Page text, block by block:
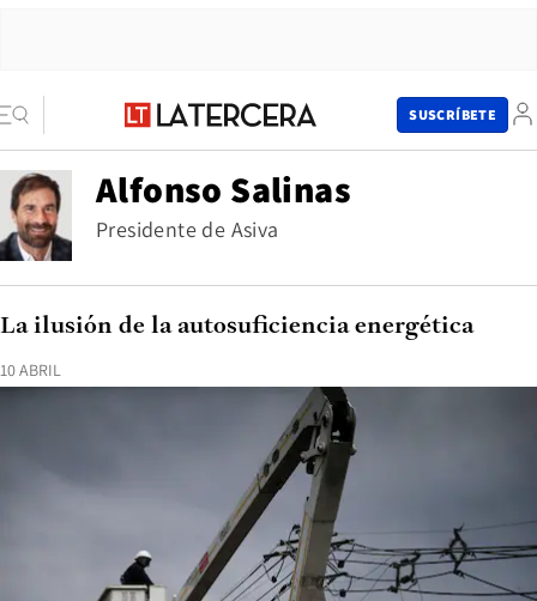
SUSCRÍBETE
Alfonso Salinas
Presidente de Asiva
10 ABRIL
La ilusión de la autosuficiencia energética